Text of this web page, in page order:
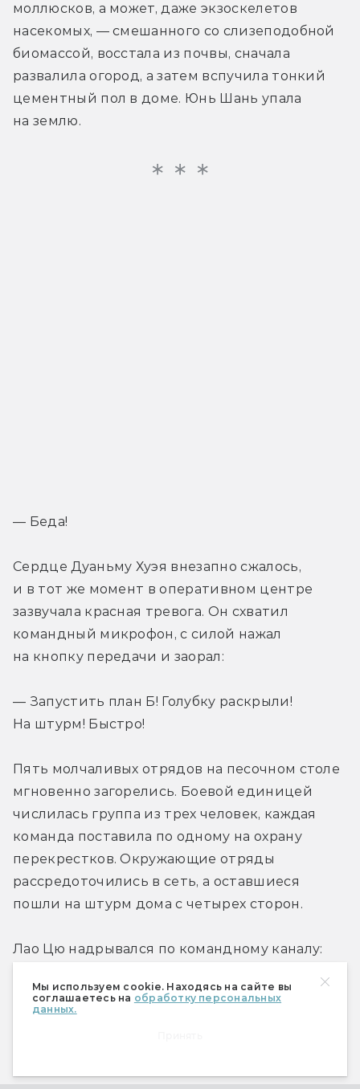
Мы используем cookie. Находясь на сайте вы
соглашаетесь на обработку персональных
данных.
моллюсков, а может, даже экзоскелетов
насекомых, — смешанного со слизеподобной
биомассой, восстала из почвы, сначала
развалила огород, а затем вспучила тонкий
цементный пол в доме. Юнь Шань упала
на землю.
— Беда!
Сердце Дуаньму Хуэя внезапно сжалось,
и в тот же момент в оперативном центре
зазвучала красная тревога. Он схватил
командный микрофон, с силой нажал
на кнопку передачи и заорал:
— Запустить план Б! Голубку раскрыли!
На штурм! Быстро!
Пять молчаливых отрядов на песочном столе
мгновенно загорелись. Боевой единицей
числилась группа из трех человек, каждая
команда поставила по одному на охрану
перекрестков. Окружающие отряды
рассредоточились в сеть, а оставшиеся
пошли на штурм дома с четырех сторон.
Лао Цю надрывался по командному каналу:
— Где мониторинг? Живой экран!
Немедленно! Неужели мне нужно орать,